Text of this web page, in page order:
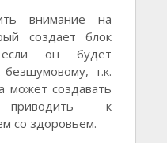
внимание на
создает блок
он будет
безшумовому, т.к.
может создавать
к
со здоровьем.